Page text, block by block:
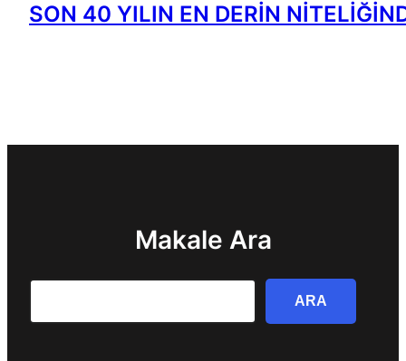
SON 40 YILIN EN DERİN
Makale Ara
ARA